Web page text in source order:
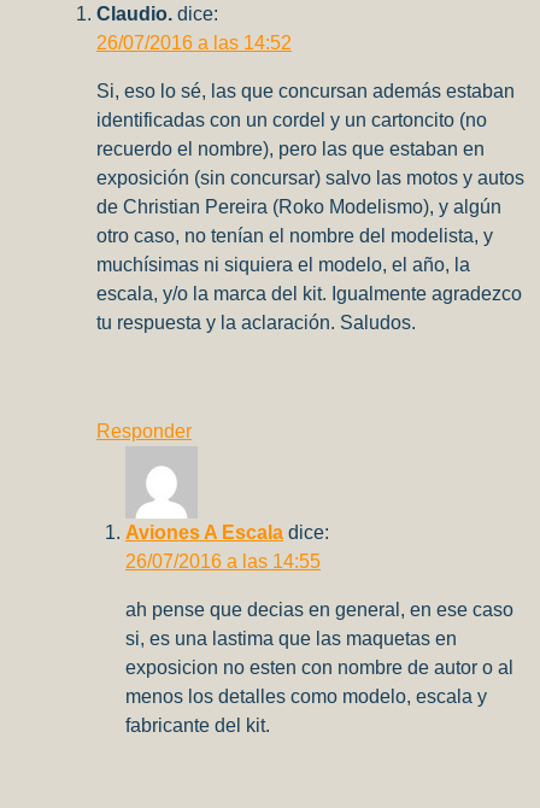
Claudio. dice:
26/07/2016 a las 14:52
Si, eso lo sé, las que concursan además estaban
identificadas con un cordel y un cartoncito (no
recuerdo el nombre), pero las que estaban en
exposición (sin concursar) salvo las motos y autos
de Christian Pereira (Roko Modelismo), y algún
otro caso, no tenían el nombre del modelista, y
muchísimas ni siquiera el modelo, el año, la
escala, y/o la marca del kit. Igualmente agradezco
tu respuesta y la aclaración. Saludos.
Responder
Aviones A Escala dice:
26/07/2016 a las 14:55
ah pense que decias en general, en ese caso
si, es una lastima que las maquetas en
exposicion no esten con nombre de autor o al
menos los detalles como modelo, escala y
fabricante del kit.